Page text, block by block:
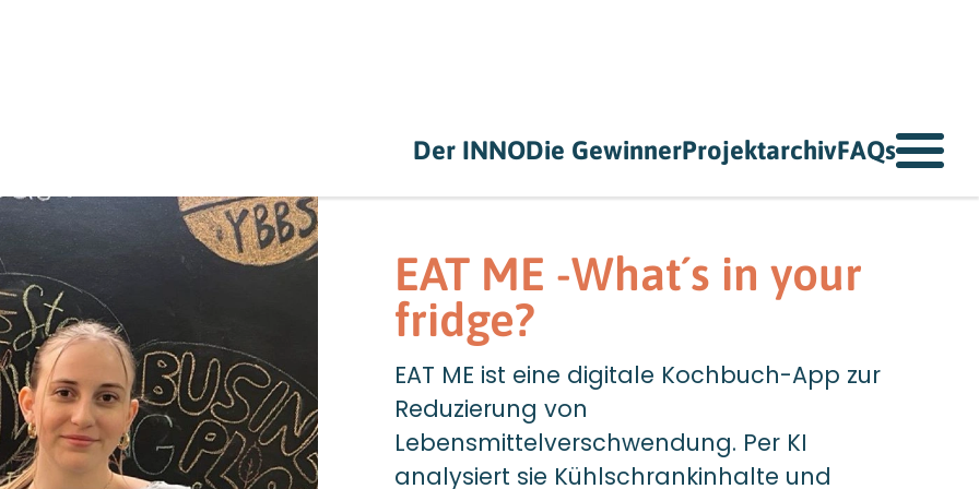
Der INNODie GewinnerProjektarchivFAQs
EAT ME -What´s in your
fridge?
EAT ME ist eine digitale Kochbuch-App zur
Reduzierung von
Lebensmittelverschwendung. Per KI
analysiert sie Kühlschrankinhalte und